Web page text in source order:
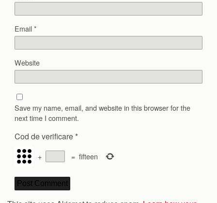
Email*
Website
Save my name, email, and website in this browser for the
next time I comment.
Cod de verificare *
+ = fifteen